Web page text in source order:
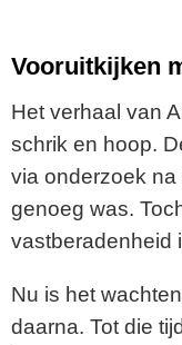
Vooruitkijken
Het verhaal van
schrik en hoop.
via onderzoek
genoeg was.
vastberadenheid
Nu is het
daarna. Tot die